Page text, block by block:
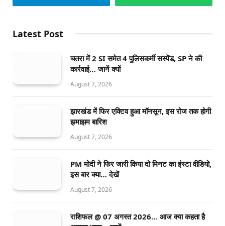
Latest Post
चतरा में 2 SI समेत 4 पुलिसकर्मी सस्पेंड, SP ने की
कार्रवाई… जानें क्यों
August 7, 2026
झारखंड में फिर एक्टिव हुआ मॉनसून, इस रोज तक होगी
झमाझम बारिश
August 7, 2026
PM मोदी ने फिर जारी किया दो मिनट का इंस्टा वीडियो,
इस बार क्या… देखें
August 7, 2026
राशिफल @ 07 अगस्त 2026… आज क्या कहता है